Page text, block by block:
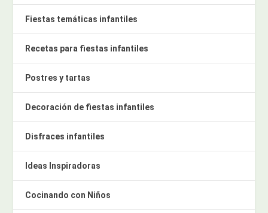
Fiestas temáticas infantiles
Recetas para fiestas infantiles
Postres y tartas
Decoración de fiestas infantiles
Disfraces infantiles
Ideas Inspiradoras
Cocinando con Niños